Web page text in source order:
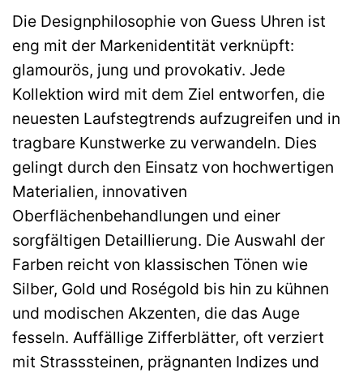
Die Designphilosophie von Guess Uhren ist
eng mit der Markenidentität verknüpft:
glamourös, jung und provokativ. Jede
Kollektion wird mit dem Ziel entworfen, die
neuesten Laufstegtrends aufzugreifen und in
tragbare Kunstwerke zu verwandeln. Dies
gelingt durch den Einsatz von hochwertigen
Materialien, innovativen
Oberflächenbehandlungen und einer
sorgfältigen Detaillierung. Die Auswahl der
Farben reicht von klassischen Tönen wie
Silber, Gold und Roségold bis hin zu kühnen
und modischen Akzenten, die das Auge
fesseln. Auffällige Zifferblätter, oft verziert
mit Strasssteinen, prägnanten Indizes und